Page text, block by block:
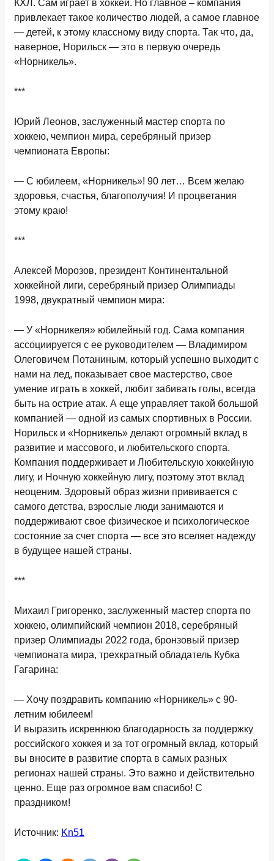
КХЛ. Сам играет в хоккей. Но главное – компания
привлекает такое количество людей, а самое главное
— детей, к этому классному виду спорта. Так что, да,
наверное, Норильск — это в первую очередь
«Норникель».
***
Юрий Леонов, заслуженный мастер спорта по
хоккею, чемпион мира, серебряный призер
чемпионата Европы:
— С юбилеем, «Норникель»! 90 лет… Всем желаю
здоровья, счастья, благополучия! И процветания
этому краю!
***
Алексей Морозов, президент Континентальной
хоккейной лиги, серебряный призер Олимпиады
1998, двукратный чемпион мира:
— У «Норникеля» юбилейный год. Сама компания
ассоциируется с ее руководителем — Владимиром
Олеговичем Потаниным, который успешно выходит с
нами на лед, показывает свое мастерство, свое
умение играть в хоккей, любит забивать голы, всегда
быть на острие атак. А еще управляет такой большой
компанией — одной из самых спортивных в России.
Норильск и «Норникель» делают огромный вклад в
развитие и массового, и любительского спорта.
Компания поддерживает и Любительскую хоккейную
лигу, и Ночную хоккейную лигу, поэтому этот вклад
неоценим. Здоровый образ жизни прививается с
самого детства, взрослые люди занимаются и
поддерживают свое физическое и психологическое
состояние за счет спорта — все это вселяет надежду
в будущее нашей страны.
***
Михаил Григоренко, заслуженный мастер спорта по
хоккею, олимпийский чемпион 2018, серебряный
призер Олимпиады 2022 года, бронзовый призер
чемпионата мира, трехкратный обладатель Кубка
Гагарина:
— Хочу поздравить компанию «Норникель» с 90-
летним юбилеем!
И выразить искреннюю благодарность за поддержку
российского хоккея и за тот огромный вклад, который
вы вносите в развитие спорта в самых разных
регионах нашей страны. Это важно и действительно
ценно. Еще раз огромное вам спасибо! С
праздником!
Источник: Kn51